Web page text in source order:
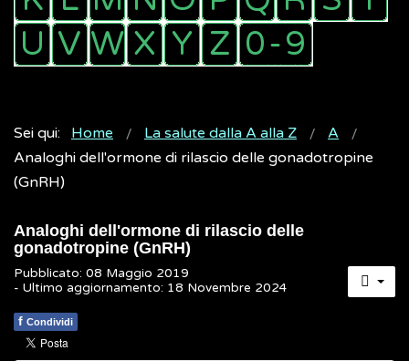
Sei qui: Home La salute dalla A alla Z
A
Analoghi dell'ormone di rilascio delle gonadotropine
(GnRH)
Analoghi dell'ormone di rilascio delle
gonadotropine (GnRH)
Pubblicato: 08 Maggio 2019
- Ultimo aggiornamento: 18 Novembre 2024
f Condividi